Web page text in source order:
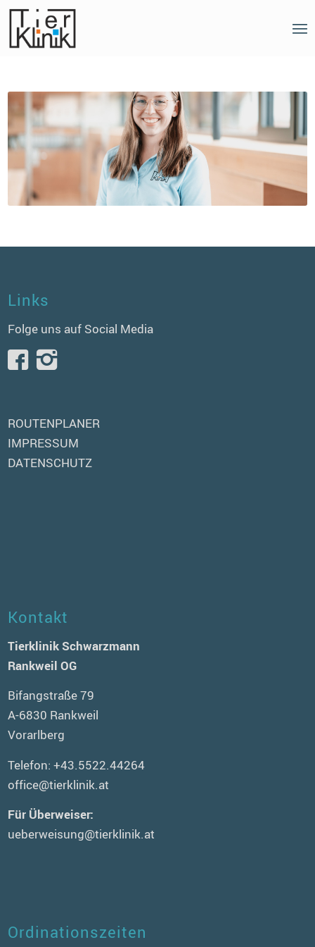
Links
Folge uns auf Social Media
ROUTENPLANER
IMPRESSUM
DATENSCHUTZ
Kontakt
Tierklinik Schwarzmann
Rankweil OG
Bifangstraße 79
A-6830 Rankweil
Vorarlberg
Telefon:+43.5522.44264
office@tierklinik.at
Für Überweiser:
ueberweisung@tierklinik.at
Ordinationszeiten